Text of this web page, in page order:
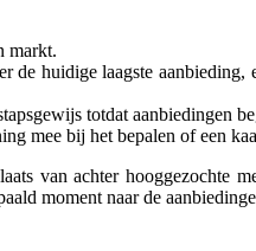
markt.
huidige laagste aanbieding,
totdat aanbiedingen
mee bij het bepalen of een
van achter hooggezochte
moment naar de